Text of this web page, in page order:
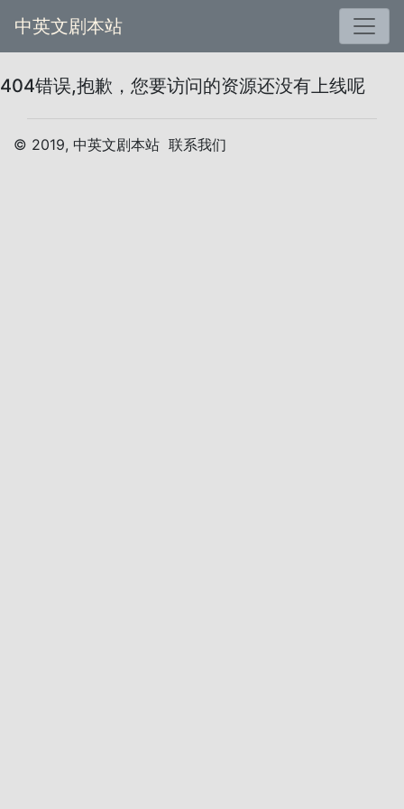
中英文剧本站
404错误,抱歉，您要访问的资源还没有上线呢
© 2019, 中英文剧本站 联系我们